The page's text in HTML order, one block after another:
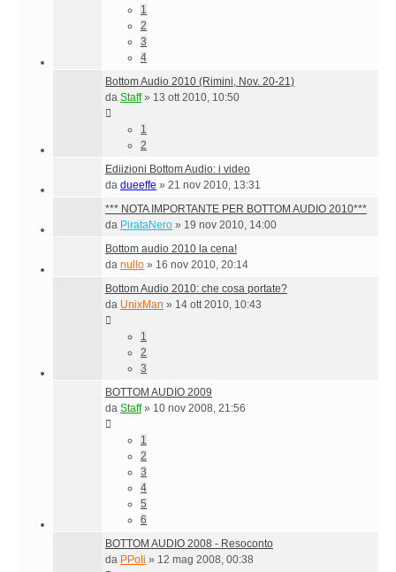
1
2
3
4
Bottom Audio 2010 (Rimini, Nov. 20-21)
da Staff» 13 ott 2010, 10:50
1
2
Ediizioni Bottom Audio: i video
da dueeffe » 21 nov 2010, 13:31
*** NOTA IMPORTANTE PER BOTTOM AUDIO 2010***
da PirataNero » 19 nov 2010, 14:00
Bottom audio 2010 la cena!
da nullo » 16 nov 2010, 20:14
Bottom Audio 2010: che cosa portate?
da UnixMan » 14 ott 2010, 10:43
1
2
3
BOTTOM AUDIO 2009
da Staff» 10 nov 2008, 21:56
1
2
3
4
5
6
BOTTOM AUDIO 2008 - Resoconto
da PPoli » 12 mag 2008, 00:38